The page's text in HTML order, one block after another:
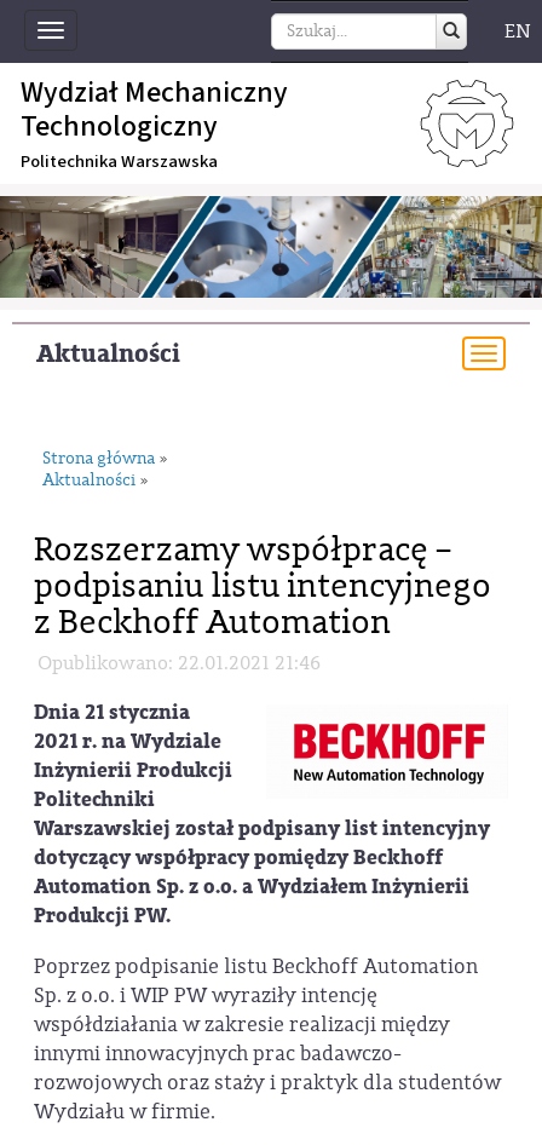
Toggle
navigation
EN
Wydział Mechaniczny
Technologiczny
Politechnika Warszawska
Aktualności
Strona główna »
Aktualności »
Rozszerzamy współpracę –
podpisaniu listu intencyjnego
z Beckhoff Automation
Opublikowano: 22.01.2021 21:46
Dnia 21 stycznia
2021 r. na Wydziale
Inżynierii Produkcji
Politechniki
Warszawskiej został podpisany list intencyjny
dotyczący współpracy pomiędzy Beckhoff
Automation Sp. z o.o. a Wydziałem Inżynierii
Produkcji PW.
Poprzez podpisanie listu Beckhoff Automation
Sp. z o.o. i WIP PW wyraziły intencję
współdziałania w zakresie realizacji między
innymi innowacyjnych prac badawczo-
rozwojowych oraz staży i praktyk dla studentów
Wydziału w firmie.